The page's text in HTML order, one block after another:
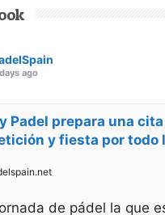
ago
Padel prepara una
y fiesta por todo
de pádel la que